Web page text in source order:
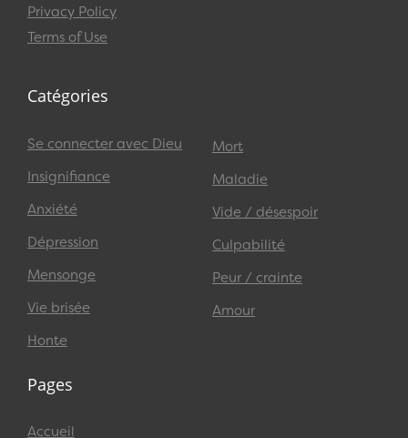
Privacy Policy
Terms of Use
Catégories
Se connecter avec Dieu
Insignifiance
Anxiété
Dépression
Mensonge
Vie brisée
Honte
Mort
Maladie
Vide / désespoir
Culpabilité
Peur / crainte
Amour
Pages
Accueil